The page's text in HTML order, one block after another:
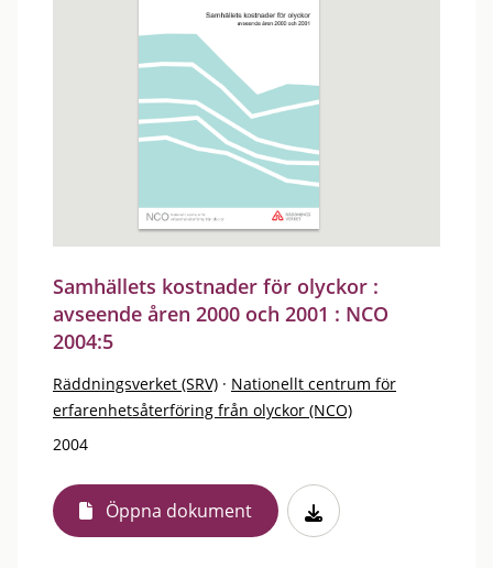
Samhällets kostnader för olyckor :
avseende åren 2000 och 2001 : NCO
2004:5
Räddningsverket (SRV) · Nationellt centrum för
erfarenhetsåterföring från olyckor (NCO)
2004
Öppna dokument